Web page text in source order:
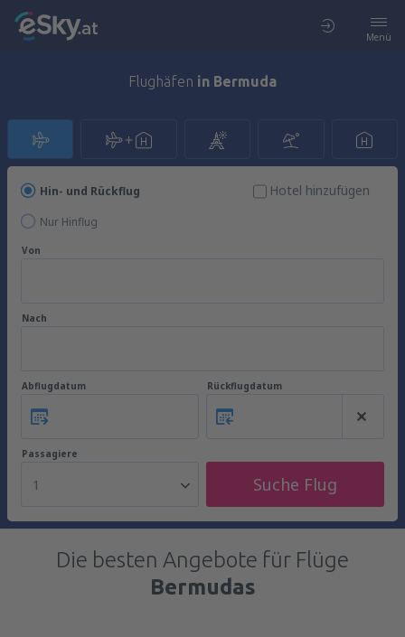
Menü
Flughäfen in Bermuda
Hin- und Rückflug
Nur Hinflug
Hotel hinzufügen
Von
Nach
Abflugdatum Rückflugdatum
Passagiere
1 Suche Flug
Die besten Angebote für Flüge
Bermudas